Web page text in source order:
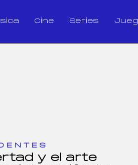
Cine Series
y el arte